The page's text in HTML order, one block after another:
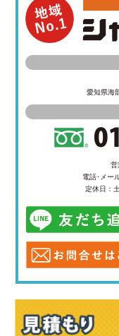
愛知県海
営
電話･メー
定休日：